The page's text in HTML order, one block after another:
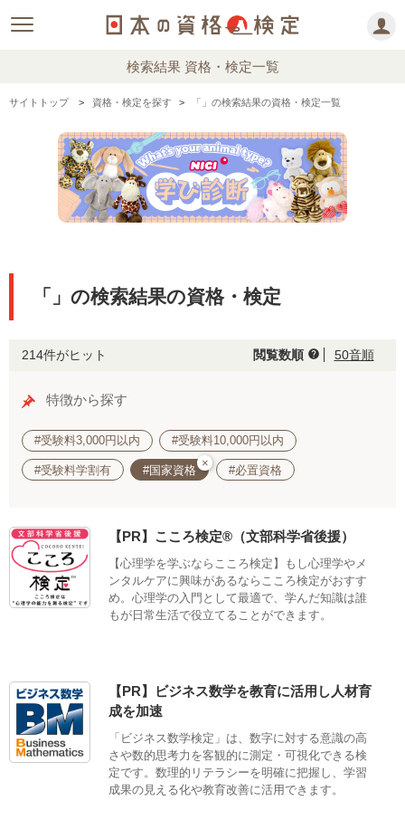
検索結果 資格・検定一覧
サイトトップ 資格・検定を探す 「」の検索結果の資格・検定一覧
「」の検索結果の資格・検定
214件がヒット 閲覧数順 help 50音順
特徴から探す
#受験料3,000円以内 #受験料10,000円以内
#受験料学割有 #国家資格
×
#必置資格
【PR】こころ検定®（文部科学省後援）
【心理学を学ぶならこころ検定】もし心理学やメ
ンタルケアに興味があるならこころ検定がおすす
め。心理学の入門として最適で、学んだ知識は誰
もが日常生活で役立てることができます。
【PR】ビジネス数学を教育に活用し人材育
成を加速
「ビジネス数学検定」は、数字に対する意識の高
さや数的思考力を客観的に測定・可視化できる検
定です。数理的リテラシーを明確に把握し、学習
成果の見える化や教育改善に活用できます。